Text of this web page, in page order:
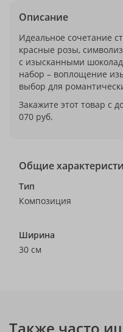
Описание
Идеальное сочетание
красные розы,
с изысканными
набор – воплощение
выбор для
Закажите этот товар с
070 руб.
Общие
Тип
Композиция
Ширина
30 см